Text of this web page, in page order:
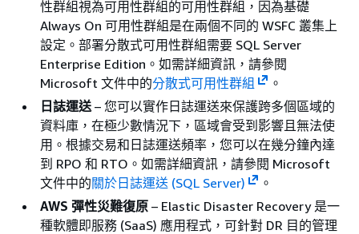
性群組視為可用性群組的可用性群組，因為基礎
Always On 可用性群組是在兩個不同的 WSFC 叢集上
設定。部署分散式可用性群組需要 SQL Server
Enterprise Edition。如需詳細資訊，請參閱
Microsoft 文件中的分散式可用性群組
。
日誌運送 – 您可以實作日誌運送來保護跨多個區域的
資料庫，在極少數情況下，區域會受到影響且無法使
用。根據交易和日誌運送頻率，您可以在幾分鐘內達
到 RPO 和 RTO。如需詳細資訊，請參閱 Microsoft
文件中的關於日誌運送 (SQL Server)
。
AWS 彈性災難復原 – Elastic Disaster Recovery 是一
種軟體即服務 (SaaS) 應用程式，可針對 DR 目的管理